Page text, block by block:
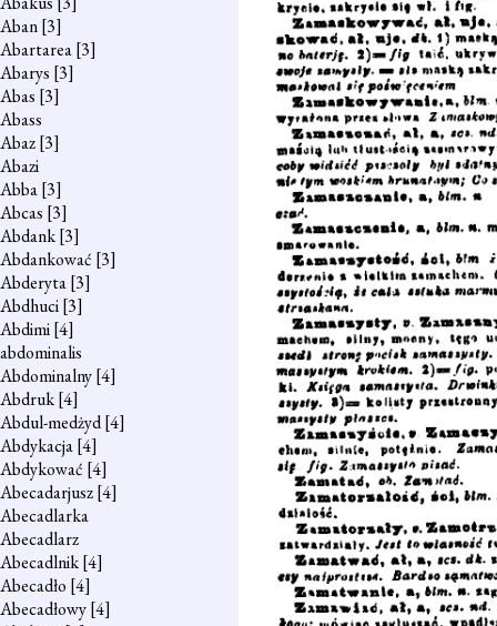
Aban[3]
Abartarea[3]
Abarys [3]
Abas [3]
Abass
Abaz[3]
Abazi
Abba[3]
Abcas [3]
Abdank[3]
Abdankować [3]
Abderyta[3]
Abdhuci[3]
Abdimi[4]
abdominalis
Abdominalny[4]
Abdruk[4]
Abdul-medżyd[4]
Abdykacja[4]
Abdykować [4]
Abecadarjusz[4]
Abecadlarka
Abecadlarz
Abecadlnik[4]
Abecadło [4]
Abecadłowy[4]